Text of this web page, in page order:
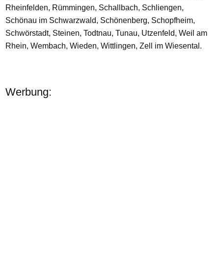
Rheinfelden, Rümmingen, Schallbach, Schliengen,
Schönau im Schwarzwald, Schönenberg, Schopfheim,
Schwörstadt, Steinen, Todtnau, Tunau, Utzenfeld, Weil am
Rhein, Wembach, Wieden, Wittlingen, Zell im Wiesental.
Werbung: